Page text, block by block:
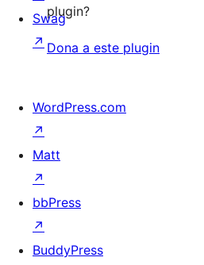
plugin?
Dona a este plugin
Swag
↗
WordPress.com
↗
Matt
↗
bbPress
↗
BuddyPress